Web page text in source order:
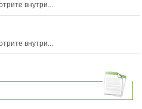
внутри...
внутри...